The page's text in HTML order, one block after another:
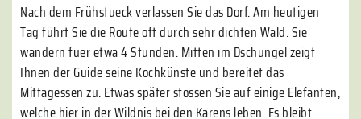
Nach dem Frühstueck verlassen Sie das Dorf. Am heutigen
Tag führt Sie die Route oft durch sehr dichten Wald. Sie
wandern fuer etwa 4 Stunden. Mitten im Dschungel zeigt
Ihnen der Guide seine Kochkünste und bereitet das
Mittagessen zu. Etwas später stossen Sie auf einige Elefanten,
welche hier in der Wildnis bei den Karens leben. Es bleibt